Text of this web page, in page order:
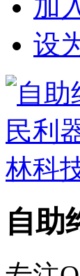
加
设
自助